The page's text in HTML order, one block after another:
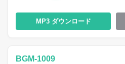
MP3
BGM-1009